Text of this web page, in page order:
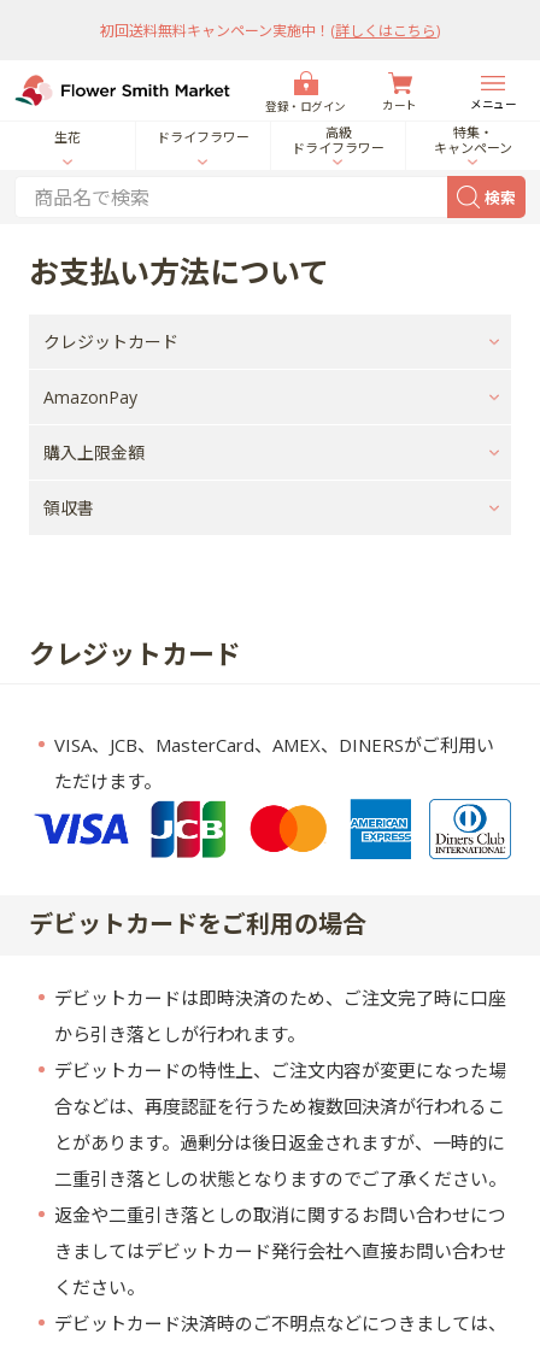
初回送料無料キャンペーン実施中！ (詳しくはこちら)
登録・ログイン カート メニュー
生花 ドライフラワー
高級
ドライフラワー
特集・
キャンペーン
検索
お支払い方法について
クレジットカード
AmazonPay
購入上限金額
領収書
クレジットカード
・ VISA、JCB、MasterCard、AMEX、DINERSがご利用い
ただけます。
デビットカードをご利用の場合
・ デビットカードは即時決済のため、ご注文完了時に口座
から引き落としが行われます。
・ デビットカードの特性上、ご注文内容が変更になった場
合などは、再度認証を行うため複数回決済が行われるこ
とがあります。過剰分は後日返金されますが、一時的に
二重引き落としの状態となりますのでご了承ください。
・ 返金や二重引き落としの取消に関するお問い合わせにつ
きましてはデビットカード発行会社へ直接お問い合わせ
ください。
・ デビットカード決済時のご不明点などにつきましては、